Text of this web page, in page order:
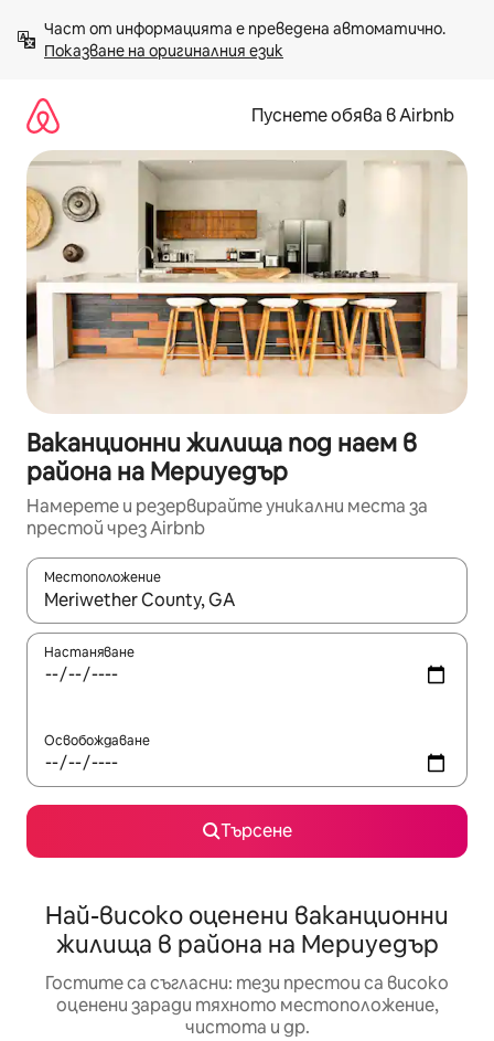
към
съдържанието
Показване на оригиналния език
Пуснете обява в Airbnb
Ваканционни жилища под наем в
района на Мериуедър
Намерете и резервирайте уникални места за
престой чрез Airbnb
Местоположение
Когато резултатите се покажат, използвайте
Настаняване
Освобождаване
Търсене
Най-високо оценени ваканционни
жилища в района на Мериуедър
Гостите са съгласни: тези престои са високо
оценени заради тяхното местоположение,
чистота и др.